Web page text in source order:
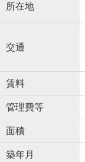
所在地
交通
賃料
管理費等
面積
築年月